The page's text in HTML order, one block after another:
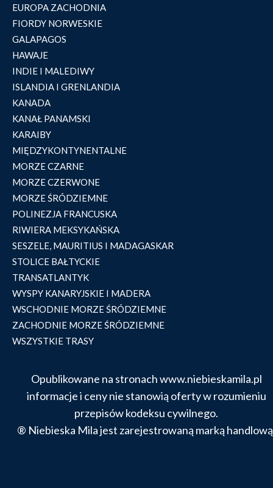
EUROPA ZACHODNIA
FIORDY NORWESKIE
GALAPAGOS
HAWAJE
INDIE I MALEDIWY
ISLANDIA I GRENLANDIA
KANADA
KANAŁ PANAMSKI
KARAIBY
MIĘDZYKONTYNENTALNE
MORZE CZARNE
MORZE CZERWONE
MORZE ŚRÓDZIEMNE
POLINEZJA FRANCUSKA
RIWIERA MEKSYKAŃSKA
SESZELE, MAURITIUS I MADAGASKAR
STOLICE BAŁTYCKIE
TRANSATLANTYK
WYSPY KANARYJSKIE I MADERA
WSCHODNIE MORZE ŚRÓDZIEMNE
ZACHODNIE MORZE ŚRÓDZIEMNE
WSZYSTKIE TRASY
Opublikowane na stronach www.niebieskamila.pl
informacje i ceny nie stanowią oferty w rozumieniu
przepisów kodeksu cywilnego.
® Niebieska Mila jest zarejestrowaną marką